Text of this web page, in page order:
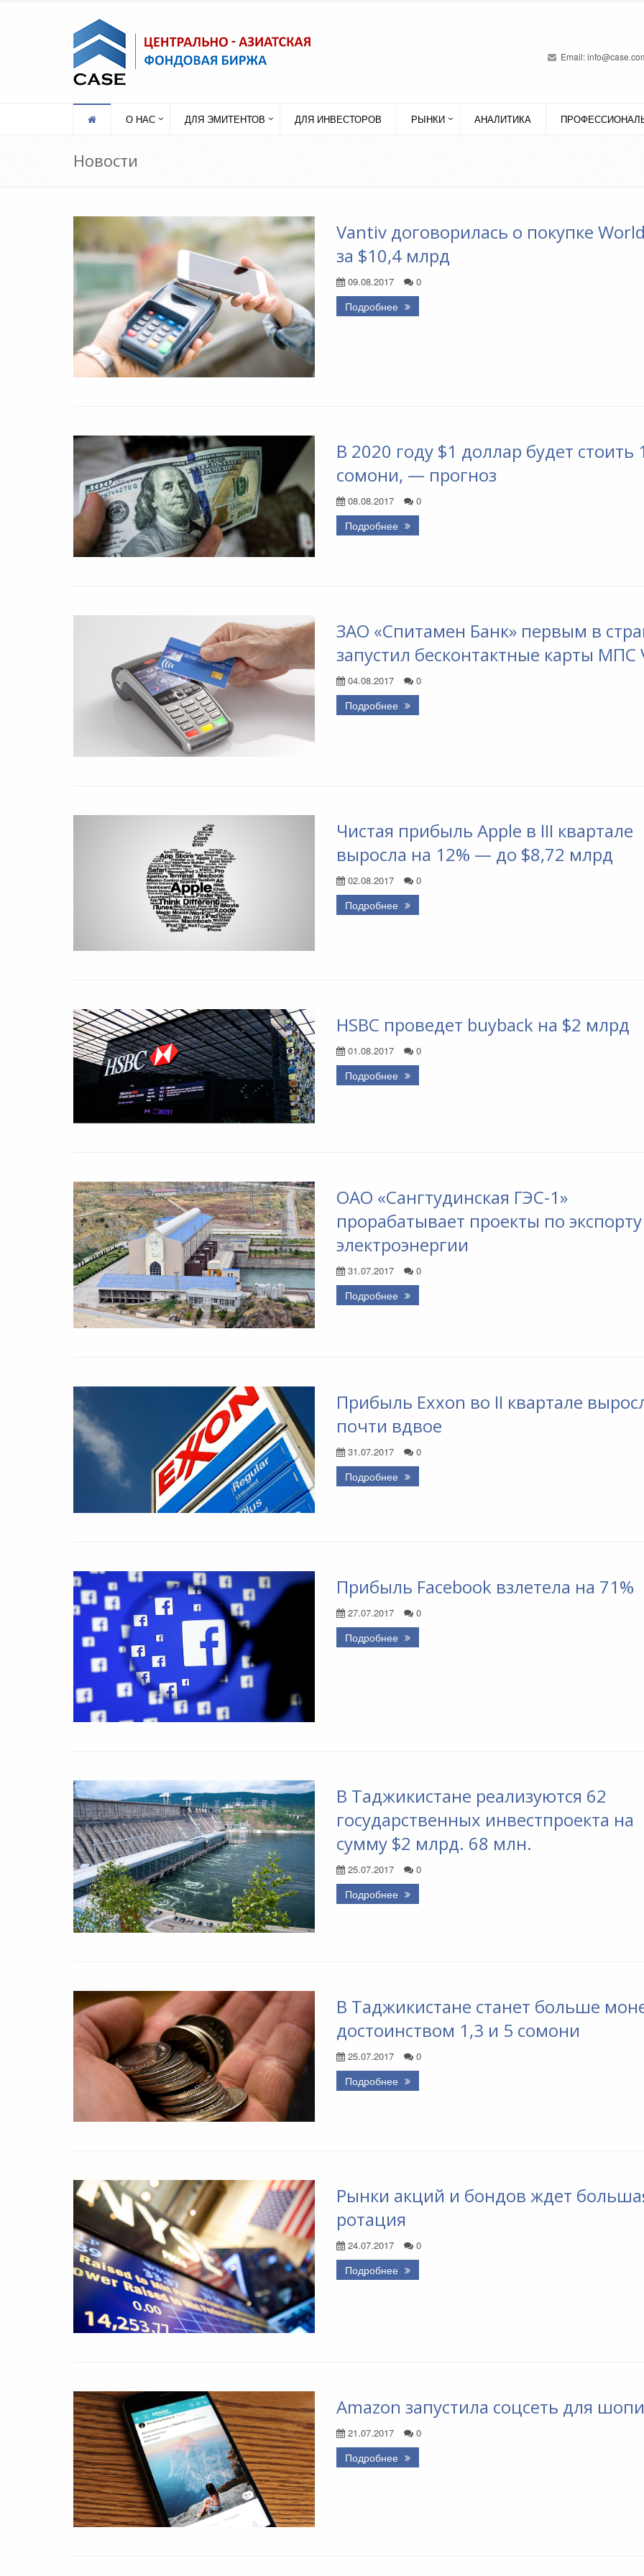
Email:
О НАС ДЛЯ ЭМИТЕНТОВ ДЛЯ ИНВЕСТОРОВ РЫНКИ АНАЛИТИКА
Новости
Vantiv договорилась о покупке
за $10,4 млрд
09.08.2017 0
Подробнее
В 2020 году $1 доллар будет стоить
сомони, — прогноз
08.08.2017 0
Подробнее
ЗАО «Спитамен Банк» первым в
запустил бесконтактные карты МПС
04.08.2017 0
Подробнее
Чистая прибыль Apple в III квартале
выросла на 12% — до $8,72 млрд
02.08.2017 0
Подробнее
HSBC проведет buyback на $2 млрд
01.08.2017 0
Подробнее
ОАО «Сангтудинская ГЭС-1»
прорабатывает проекты по экспорту
электроэнергии
31.07.2017 0
Подробнее
Прибыль Exxon во II квартале
почти вдвое
31.07.2017 0
Подробнее
Прибыль Facebook взлетела на 71%
27.07.2017 0
Подробнее
В Таджикистане реализуются 62
государственных инвестпроекта на
сумму $2 млрд. 68 млн.
25.07.2017 0
Подробнее
В Таджикистане станет больше
достоинством 1,3 и 5 сомони
25.07.2017 0
Подробнее
Рынки акций и бондов ждет
ротация
24.07.2017 0
Подробнее
Amazon запустила соцсеть для
21.07.2017 0
Подробнее